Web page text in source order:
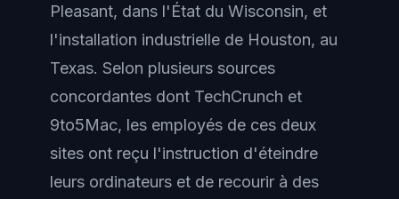
Pleasant, dans l'État du Wisconsin, et
l'installation industrielle de Houston, au
Texas. Selon plusieurs sources
concordantes dont TechCrunch et
9to5Mac, les employés de ces deux
sites ont reçu l'instruction d'éteindre
leurs ordinateurs et de recourir à des